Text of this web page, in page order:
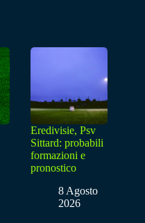
Eredivisie, Psv
Sittard: probabili
formazioni e
pronostico
8 Agosto
2026